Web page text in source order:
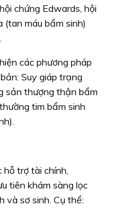
chứng Edwards, hội
(tan máu bẩm sinh)
các phương pháp
Suy giáp trạng
sản thượng thận bẩm
tim bẩm sinh
trợ tài chính,
tiên khám sàng lọc
và sơ sinh. Cụ thể: